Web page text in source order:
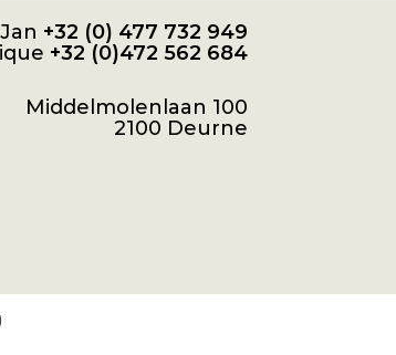
Jan +32 (0) 477 732 949
+32 (0)472 562 684
Middelmolenlaan 100
2100 Deurne